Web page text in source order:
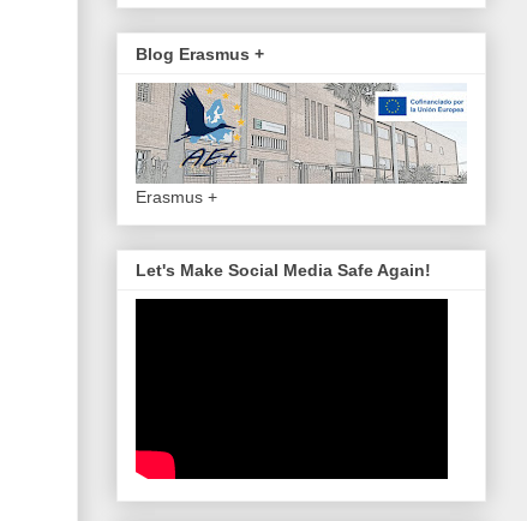
Blog Erasmus +
Erasmus +
Let's Make Social Media Safe Again!